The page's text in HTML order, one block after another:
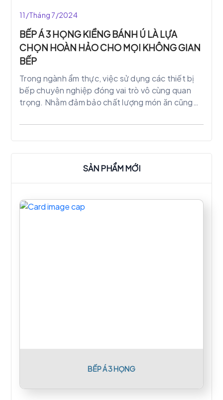
11/Tháng 7/2024
BẾP Á 3 HỌNG KIỀNG BÁNH Ú LÀ LỰA
CHỌN HOÀN HẢO CHO MỌI KHÔNG GIAN
BẾP
Trong ngành ẩm thực, việc sử dụng các thiết bị
bếp chuyên nghiệp đóng vai trò vô cùng quan
trọng. Nhằm đảm bảo chất lượng món ăn cũng
không thể thiếu trong các cơ sở ẩm thực lớn
ứng nhu cầu nấu nướng lớn và liên tục.
SẢN PHẨM MỚI
BẾP Á 3 HỌNG